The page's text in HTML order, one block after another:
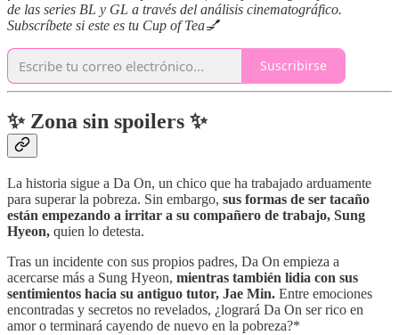
de las series BL y GL a través del análisis cinematográfico.
Subscríbete si este es tu Cup of Tea💅
Suscribirse
✨ Zona sin spoilers ✨
La historia sigue a Da On, un chico que ha trabajado arduamente
para superar la pobreza. Sin embargo, sus formas de ser tacaño
están empezando a irritar a su compañero de trabajo, Sung
Hyeon, quien lo detesta.
Tras un incidente con sus propios padres, Da On empieza a
acercarse más a Sung Hyeon, mientras también lidia con sus
sentimientos hacia su antiguo tutor, Jae Min. Entre emociones
encontradas y secretos no revelados, ¿logrará Da On ser rico en
amor o terminará cayendo de nuevo en la pobreza?*